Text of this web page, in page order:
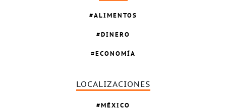
ALIMENTOS
DINERO
ECONOMÍA
LOCALIZACIONES
MÉXICO